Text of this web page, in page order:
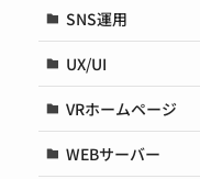
SNS運用
UX/UI
VRホームページ
WEBサーバー